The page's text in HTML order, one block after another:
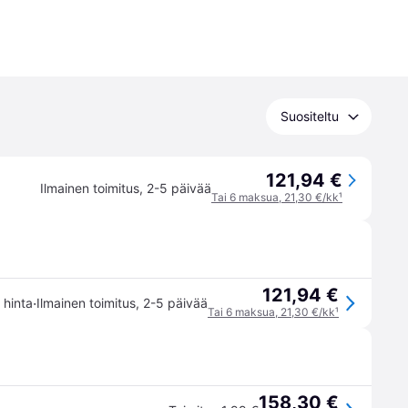
Suositeltu
Ilmainen toimitus, 2-5 päivää 121,94 €
Tai 6 maksua, 21,30 €/kk¹
hinta·Ilmainen toimitus, 2-5 päivää 121,94 €
Tai 6 maksua, 21,30 €/kk¹
158,30 €